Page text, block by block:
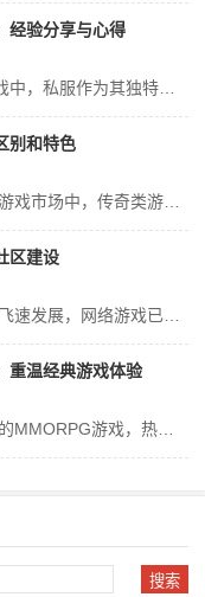
经验分享与心得
别和特色
区建设
重温经典游戏体验